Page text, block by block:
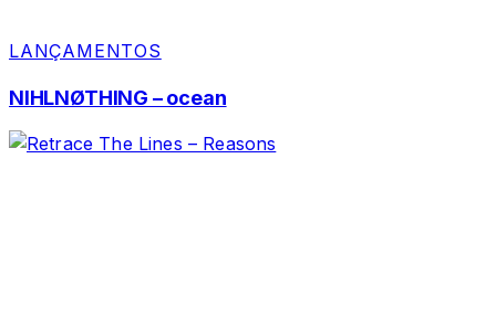
LANÇAMENTOS
NIHLNØTHING – ocean